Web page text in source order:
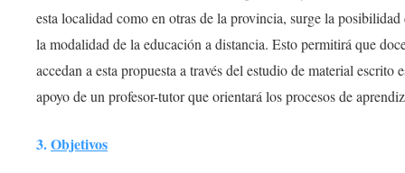
esta localidad como en otras de la provincia, surge la
la modalidad de la educación a distancia. Esto permitirá que
accedan a esta propuesta a través del estudio de material escrito
apoyo de un profesor-tutor que orientará los procesos de
3.Objetivos